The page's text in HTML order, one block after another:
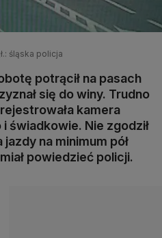
śląska policja
potrącił na pasach
się do winy. Trudno
kamera
świadkowie. Nie zgodził
na minimum pół
powiedzieć policji.